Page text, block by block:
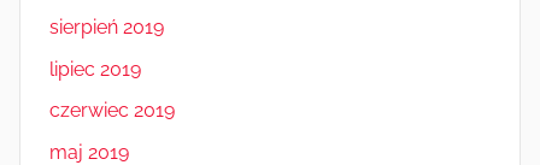
sierpień 2019
lipiec 2019
czerwiec 2019
maj 2019